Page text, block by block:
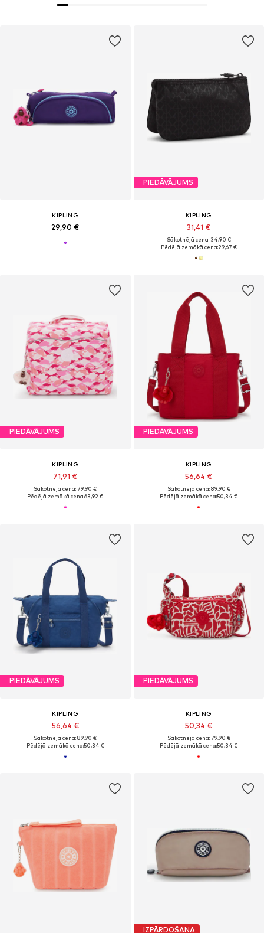
KIPLING
29,90 €
PIEDĀVĀJUMS
KIPLING
31,41 €
Sākotnējā cena: 34,90 €
Pēdējā zemākā cena:29,67 €
PIEDĀVĀJUMS
KIPLING
71,91 €
Sākotnējā cena: 79,90 €
Pēdējā zemākā cena:63,92 €
PIEDĀVĀJUMS
KIPLING
56,64 €
Sākotnējā cena: 89,90 €
Pēdējā zemākā cena:50,34 €
PIEDĀVĀJUMS
KIPLING
56,64 €
Sākotnējā cena: 89,90 €
Pēdējā zemākā cena:50,34 €
PIEDĀVĀJUMS
KIPLING
50,34 €
Sākotnējā cena: 79,90 €
Pēdējā zemākā cena:50,34 €
IZPĀRDOŠANA